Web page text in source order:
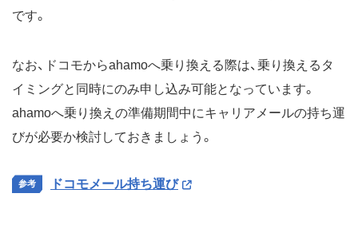
です。
なお、ドコモからahamoへ乗り換える際は、乗り換えるタ
イミングと同時にのみ申し込み可能となっています。
ahamoへ乗り換えの準備期間中にキャリアメールの持ち運
びが必要か検討しておきましょう。
ドコモメール持ち運び